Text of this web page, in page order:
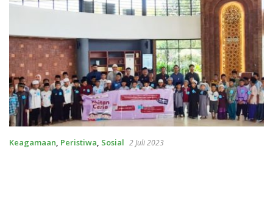
Keagamaan, Peristiwa, Sosial 2 Juli 2023